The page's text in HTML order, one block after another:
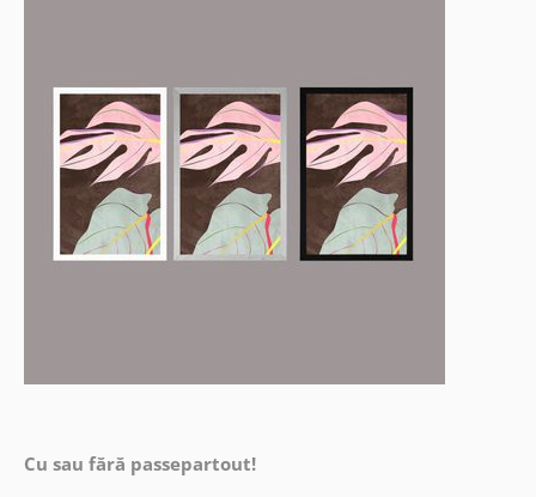
Cu sau fără passepartout!